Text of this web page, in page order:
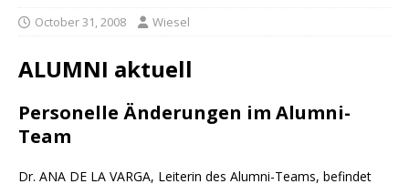
October 31, 2008 Wiesel
ALUMNI aktuell
Personelle Änderungen im Alumni-
Team
Dr. ANA DE LA VARGA, Leiterin des Alumni-Teams, befindet